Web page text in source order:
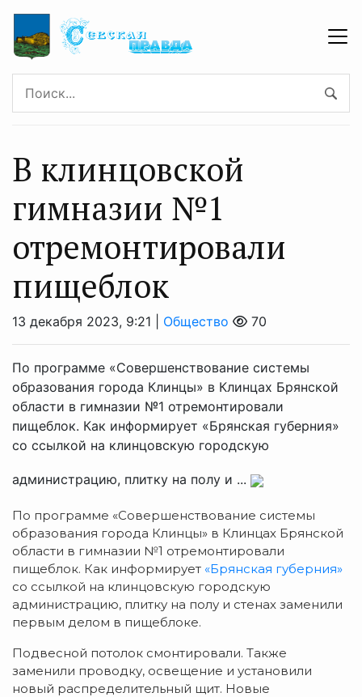
В клинцовской
гимназии №1
отремонтировали
пищеблок
13 декабря 2023, 9:21 | Общество 70
По программе «Совершенствование системы
образования города Клинцы» в Клинцах Брянской
области в гимназии №1 отремонтировали
пищеблок. Как информирует «Брянская губерния»
со ссылкой на клинцовскую городскую
администрацию, плитку на полу и ...
По программе «Совершенствование системы
образования города Клинцы» в Клинцах Брянской
области в гимназии №1 отремонтировали
пищеблок. Как информирует «Брянская губерния»
со ссылкой на клинцовскую городскую
администрацию, плитку на полу и стенах заменили
первым делом в пищеблоке.
Подвесной потолок смонтировали. Также
заменили проводку, освещение и установили
новый распределительный щит. Новые